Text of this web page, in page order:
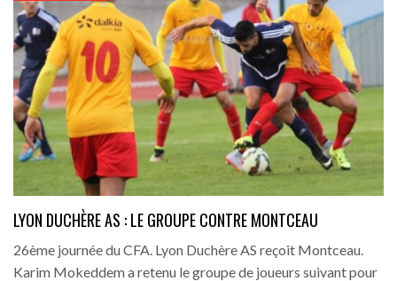
LYON DUCHÈRE AS : LE GROUPE CONTRE MONTCEAU
26ème journée du CFA. Lyon Duchère AS reçoit Montceau.
Karim Mokeddem a retenu le groupe de joueurs suivant pour